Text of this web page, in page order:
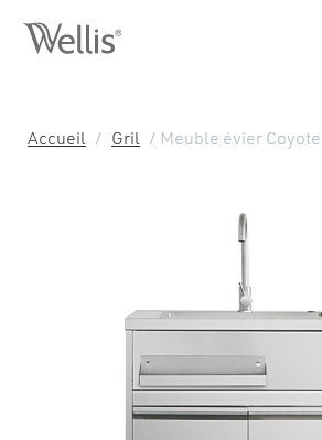
Accueil / Gril / Meuble évier Coyote